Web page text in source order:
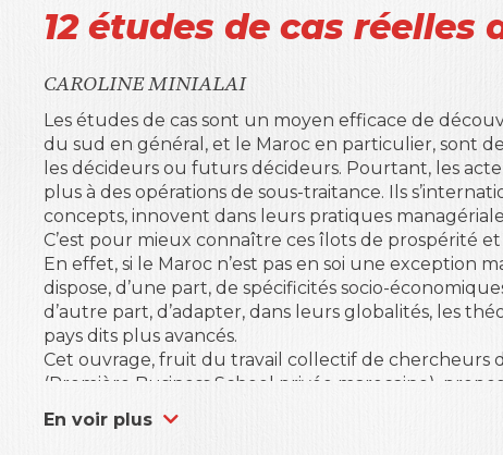
12 études de cas réelles
CAROLINE MINIALAI
Les études de cas sont un moyen efficace de
du sud en général, et le Maroc en particulier, sont
les décideurs ou futurs décideurs. Pourtant, les
plus à des opérations de sous-traitance. Ils
concepts, innovent dans leurs pratiques
C’est pour mieux connaître ces îlots de prospérité
En effet, si le Maroc n’est pas en soi une exception
dispose, d’une part, de spécificités socio-
d’autre part, d’adapter, dans leurs globalités, les
pays dits plus avancés.
Cet ouvrage, fruit du travail collectif de chercheurs
(Première Business School privée marocaine),
d’entreprises marocaines réelles. Petites,
découvrirez confrontées à des problématiques de
En voir plus